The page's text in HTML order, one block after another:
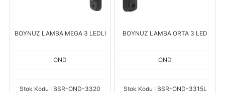
BOYNUZ LAMBA MEGA 3 LEDLI
OND
Stok Kodu : BSR-OND-3320
BOYNUZ LAMBA ORTA 3 LED
OND
Stok Kodu : BSR-OND-3315L